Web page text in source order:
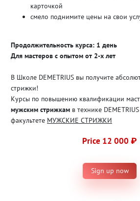
карточкой
смело поднимите цены на свои
Продолжительность курса: 1 день
Для мастеров с опытом от 2-х лет
В Школе DEMETRIUS вы получите
стрижки!
Курсы по повышению квалификации
мужским стрижкам в технике
факультете МУЖСКИЕ СТРИЖКИ
Price 12 000 ₽
Sign up now